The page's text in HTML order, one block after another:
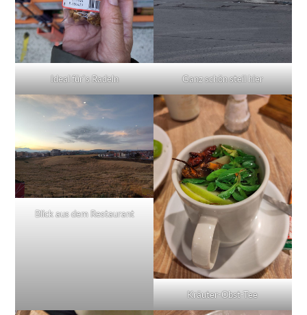
Ideal für`s Radeln Ganz schön steil hier
Blick aus dem Restaurant
Kräuter-Obst-Tee